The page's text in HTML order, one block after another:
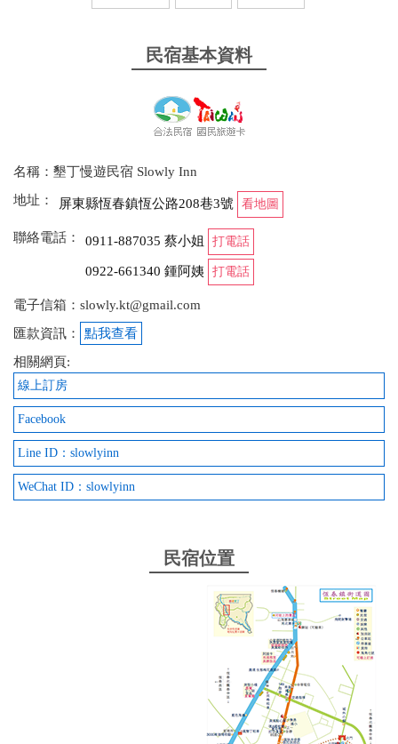
民宿基本資料
名稱：墾丁慢遊民宿 Slowly Inn
地址：
屏東縣恆春鎮恆公路208巷3號 看地圖
聯絡電話： 0911-887035 蔡小姐 打電話
0922-661340 鍾阿姨 打電話
電子信箱：slowly.kt@gmail.com
匯款資訊：
點我查看
相關網頁:
線上訂房
Facebook
Line ID：slowlyinn
WeChat ID：slowlyinn
民宿位置